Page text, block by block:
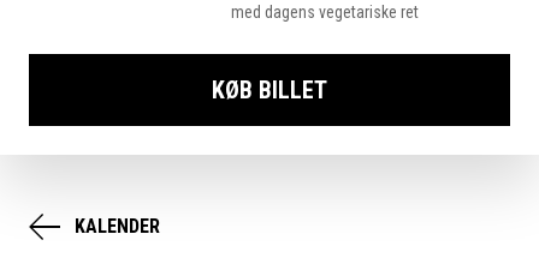
med dagens vegetariske ret
KØB BILLET
KALENDER